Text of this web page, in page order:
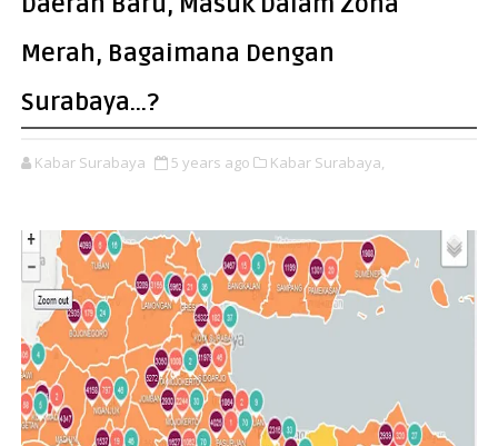
Merah, Bagaimana Dengan
Surabaya...?
Kabar Surabaya 5 years ago Kabar Surabaya,